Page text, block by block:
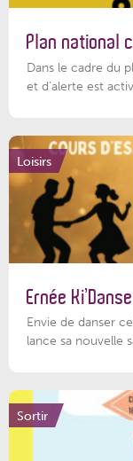
Plan national
Dans le cadre du
et d’alerte est
Loisirs
Ernée
Envie de danser
lance sa nouvelle
Sortir